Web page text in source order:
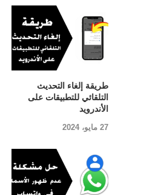
طريقة إلغاء التحديث
التلقائي للتطبيقات على
الأندرويد
27 مايو، 2024